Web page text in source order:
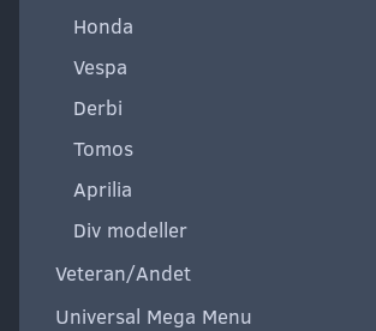
Honda
Vespa
Derbi
Tomos
Aprilia
Div modeller
Veteran/Andet
Universal Mega Menu